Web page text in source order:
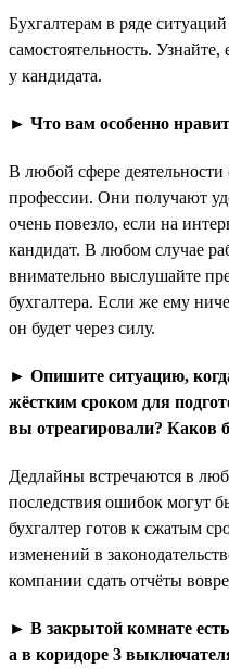
Бухгалтерам в ряде
самостоятельность. Узнайте,
у кандидата.
► Что вам особенно
В любой сфере деятельности
профессии. Они получают
очень повезло, если на
кандидат. В любом случае
внимательно выслушайте
бухгалтера. Если же ему
он будет через силу.
► Опишите ситуацию,
жёстким сроком для
вы отреагировали? Каков
Дедлайны встречаются в
последствия ошибок могут
бухгалтер готов к сжатым
изменений в
компании сдать отчёты
► В закрытой комнате
а в коридоре 3